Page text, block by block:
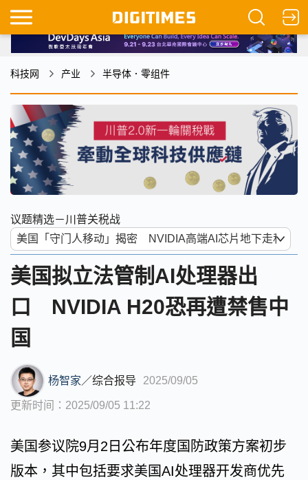
科技网 产业 半导体．零组件
议题精选－川普关税战
美国拟立法管制AI处理器出
口 NVIDIA H20恐再遭禁售中
国
杨智家 ／综合报导 2025/09/05
更新时间：2025/09/05 11:22
美国参议院9月2日公布年度国防政策方案初步
版本，其中包括要求美国AI处理器开发商优先